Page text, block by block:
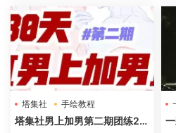
塔集社 手绘教程
塔集社男上加男第二期团练20